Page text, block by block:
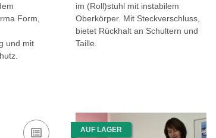
Form,
und mit
im (Roll)stuhl mit instabilem
Oberkörper. Mit Steckverschluss,
bietet Rückhalt an Schultern und
Taille.
AUF LAGER